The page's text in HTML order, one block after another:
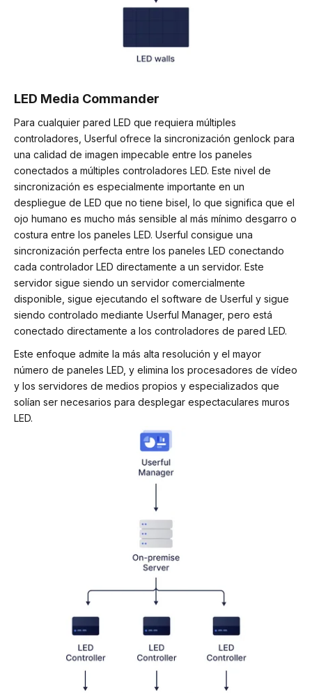
LED Media Commander
Para cualquier pared LED que requiera múltiples
controladores, Userful ofrece la sincronización genlock para
una calidad de imagen impecable entre los paneles
conectados a múltiples controladores LED. Este nivel de
sincronización es especialmente importante en un
despliegue de LED que no tiene bisel, lo que significa que el
ojo humano es mucho más sensible al más mínimo desgarro o
costura entre los paneles LED. Userful consigue una
sincronización perfecta entre los paneles LED conectando
cada controlador LED directamente a un servidor. Este
servidor sigue siendo un servidor comercialmente
disponible, sigue ejecutando el software de Userful y sigue
siendo controlado mediante Userful Manager, pero está
conectado directamente a los controladores de pared LED.
Este enfoque admite la más alta resolución y el mayor
número de paneles LED, y elimina los procesadores de vídeo
y los servidores de medios propios y especializados que
solían ser necesarios para desplegar espectaculares muros
LED.